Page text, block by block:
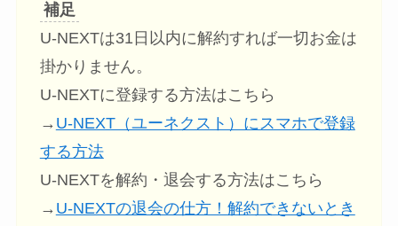
補足
U-NEXTは31日以内に解約すれば一切お金は
掛かりません。
U-NEXTに登録する方法はこちら
→ U-NEXT（ユーネクスト）にスマホで登録
する方法
U-NEXTを解約・退会する方法はこちら
→ U-NEXTの退会の仕方！解約できないとき